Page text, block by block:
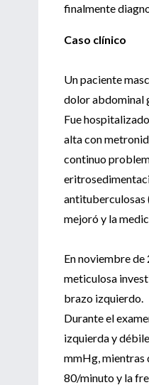
finalmente
Caso clínico
Un paciente
dolor abdominal
Fue
alta con
continuo
antituberculosas
mejoró y la
En noviembre
meticulosa
brazo izquierdo.
Durante el
izquierda y
mmHg, mientras
80/minuto y la